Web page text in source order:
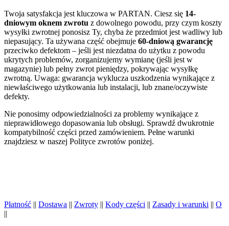
Twoja satysfakcja jest kluczowa w PARTAN. Ciesz się 14-
dniowym oknem zwrotu z dowolnego powodu, przy czym koszty
wysyłki zwrotnej ponosisz Ty, chyba że przedmiot jest wadliwy lub
niepasujący. Ta używana część obejmuje 60-dniową gwarancję
przeciwko defektom – jeśli jest niezdatna do użytku z powodu
ukrytych problemów, zorganizujemy wymianę (jeśli jest w
magazynie) lub pełny zwrot pieniędzy, pokrywając wysyłkę
zwrotną. Uwaga: gwarancja wyklucza uszkodzenia wynikające z
niewłaściwego użytkowania lub instalacji, lub znane/oczywiste
defekty.
Nie ponosimy odpowiedzialności za problemy wynikające z
nieprawidłowego dopasowania lub obsługi. Sprawdź dwukrotnie
kompatybilność części przed zamówieniem. Pełne warunki
znajdziesz w naszej Polityce zwrotów poniżej.
Płatność || Dostawa || Zwroty || Kody części || Zasady i warunki || O
||